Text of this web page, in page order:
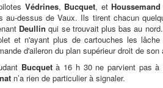
Védrines, Bucquet, etHoussemand
au-dessus de Vaux. Ils tirent chacun
Deullin qui se trouvait plus bas au
et n'ayant plus de cartouches les
d'aileron du plan supérieur droit de
Bucquetà 16 h 30 ne parvient pas à
n’a rien de particulier à signaler.